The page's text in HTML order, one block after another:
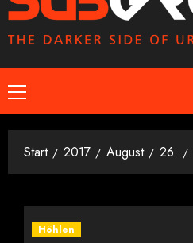
Primäres
Menü
Start 2017 August 26.
Höhlen